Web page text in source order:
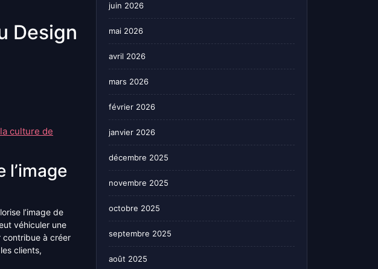
Design
culture de
l’image
l’image de
véhiculer une
contribue à créer
clients,
juin 2026
mai 2026
avril 2026
mars 2026
février 2026
janvier 2026
décembre 2025
novembre 2025
octobre 2025
septembre 2025
août 2025